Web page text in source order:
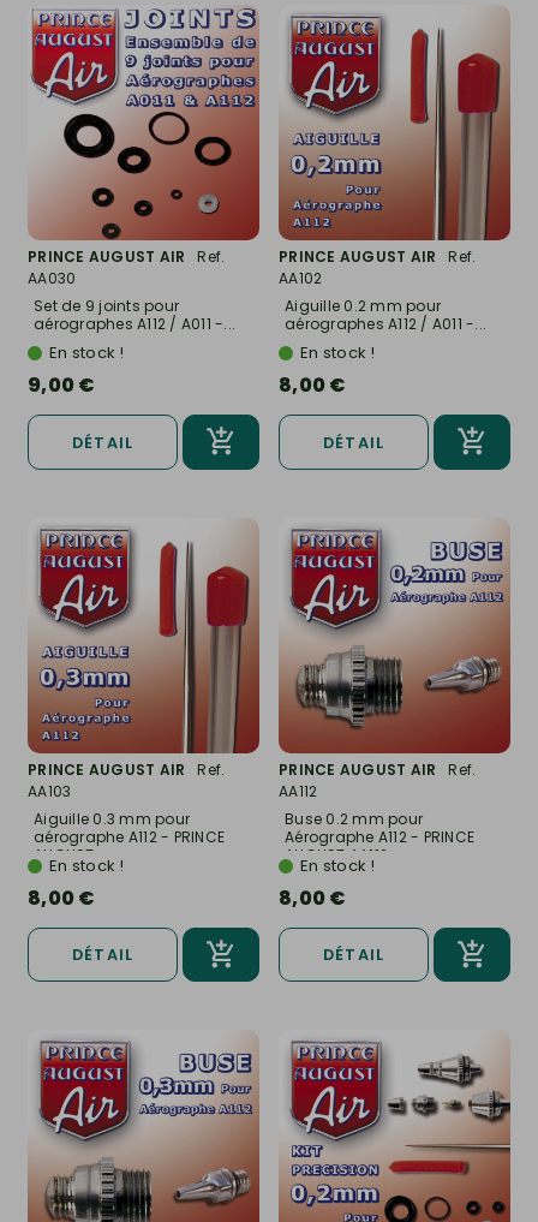
PRINCE AUGUST AIR
Ref.
AA030
Set de 9 joints pour
aérographes A112 / A011 -...
En stock !
9,00 €
DÉTAIL
PRINCE AUGUST AIR
Ref.
AA102
Aiguille 0.2 mm pour
aérographes A112 / A011 -...
En stock !
8,00 €
DÉTAIL
PRINCE AUGUST AIR
Ref.
AA103
Aiguille 0.3 mm pour
aérographe A112 - PRINCE
AUGUST...
En stock !
8,00 €
DÉTAIL
PRINCE AUGUST AIR
Ref.
AA112
Buse 0.2 mm pour
Aérographe A112 - PRINCE
AUGUST AA112
En stock !
8,00 €
DÉTAIL